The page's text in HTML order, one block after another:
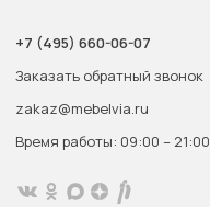
+7 (495) 660-06-07
Заказать обратный звонок
zakaz@mebelvia.ru
Время работы: 09:00 – 21:00